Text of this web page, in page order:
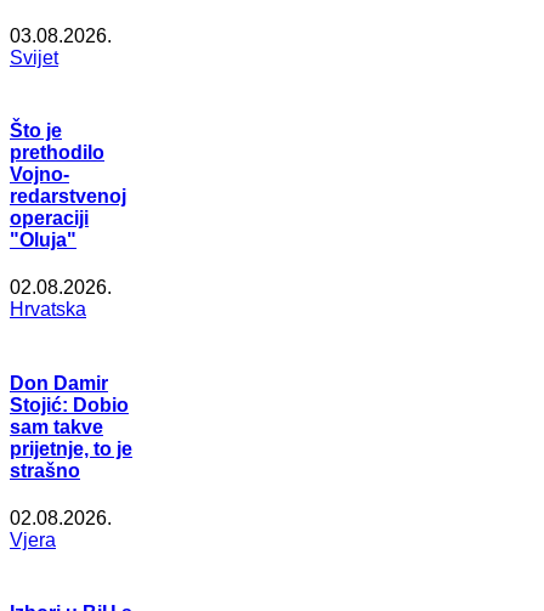
03.08.2026.
Svijet
Što je
prethodilo
Vojno-
redarstvenoj
operaciji
"Oluja"
02.08.2026.
Hrvatska
Don Damir
Stojić: Dobio
sam takve
prijetnje, to je
strašno
02.08.2026.
Vjera